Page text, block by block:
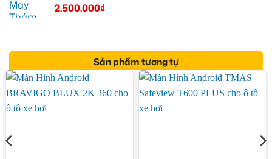
2.500.000₫
Sản phẩm tương tự